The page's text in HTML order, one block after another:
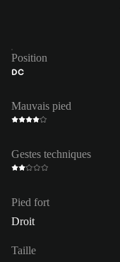
Position
DC
Mauvais pied
Gestes techniques
Pied fort
Droit
Taille